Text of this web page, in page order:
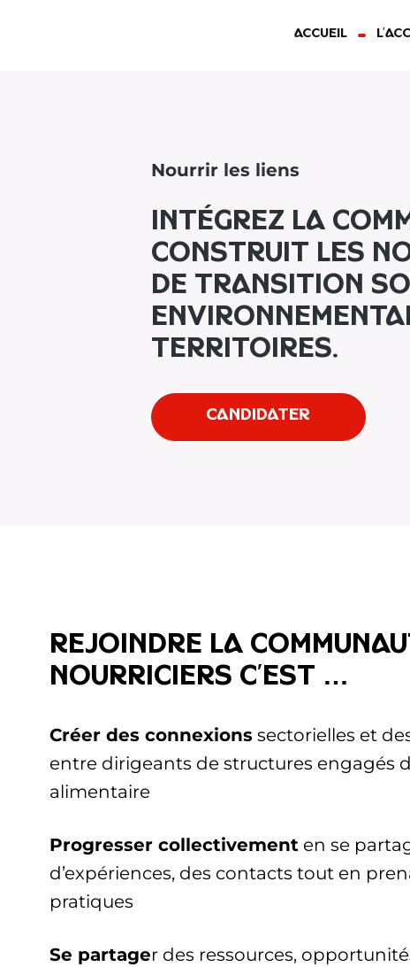
Accueil
Nourrir les liens
Intégrez la
construit les
de transition
territoires.
Candidater
Rejoindre la
Nourriciers c’est …
Créer des connexionssectorielles et
entre dirigeants de structures engagés
alimentaire
Progresser collectivementen se
d’expériences, des contacts tout en
pratiques
Se partager des ressources,